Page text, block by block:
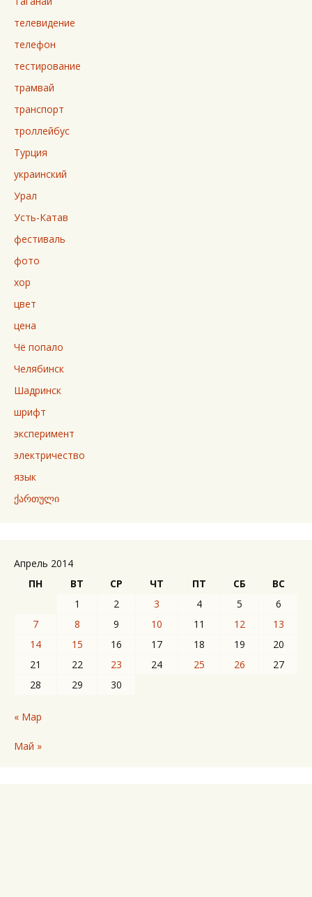
телевидение
телефон
тестирование
трамвай
транспорт
троллейбус
Турция
украинский
Урал
Усть-Катав
фестиваль
фото
хор
цвет
цена
Чё попало
Челябинск
Шадринск
шрифт
эксперимент
электричество
язык
ქართული
Апрель 2014
ПН
ВТ СР ЧТ ПТ СБ
ВС
1
2 3 4 5
6
7
8 9 10 11 12
13
14
15 16 17 18 19
20
21
22 23 24 25 26
27
28
29 30
« Мар
Май »